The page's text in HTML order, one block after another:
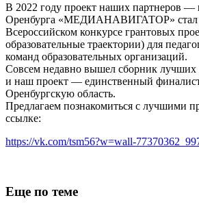
В 2022 году проект наших партнеров
Оренбурга «МЕДИАНАВИГАТОР» стал
Всероссийском конкурсе грантовых
образовательные траектории) для
команд образовательных организаций.
Совсем недавно вышел сборник лучших
и наш проект — единственный
Оренбургскую область.
Предлагаем познакомиться с лучшими
ссылке:
https://vk.com/tsm56?w=wall-
Еще по теме